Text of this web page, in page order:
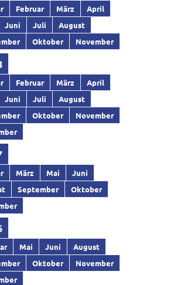
Februar März
April
Juni Juli
August
Oktober November
Februar März
April
Juni Juli
August
Oktober
November
März Mai
Juni
September
Oktober
Mai Juni
August
Oktober
November